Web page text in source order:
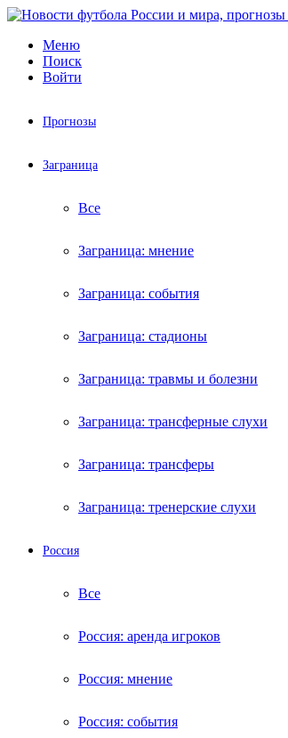
Меню
Поиск
Войти
Прогнозы
Заграница
Все
Заграница: мнение
Заграница: события
Заграница: стадионы
Заграница: травмы и болезни
Заграница: трансферные слухи
Заграница: трансферы
Заграница: тренерские слухи
Россия
Все
Россия: аренда игроков
Россия: мнение
Россия: события